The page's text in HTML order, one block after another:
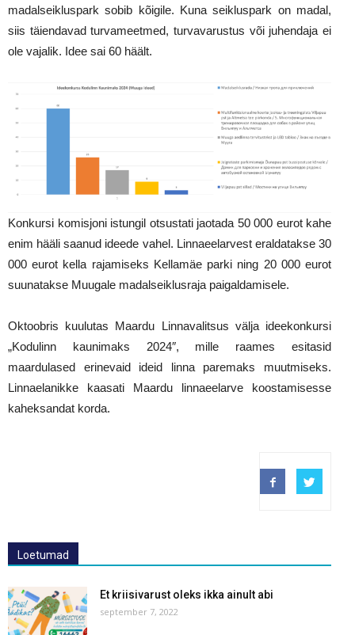
madalseikluspark sobib kõigile. Kuna seikluspark on madal,
siis täiendavad turvameetmed, turvavarustus või juhendaja ei
ole vajalik. Idee sai 60 häält.
Konkursi komisjoni istungil otsustati jaotada 50 000 eurot kahe
enim hääli saanud ideede vahel. Linnaeelarvest eraldatakse 30
000 eurot kella rajamiseks Kellamäe parki ning 20 000 eurot
suunatakse Muugale madalseiklusraja paigaldamisele.
Oktoobris kuulutas Maardu Linnavalitsus välja ideekonkursi
„Kodulinn kaunimaks 2024″, mille raames esitasid
maardulased erinevaid ideid linna paremaks muutmiseks.
Linnaelanikke kaasati Maardu linnaeelarve koostamisesse
kaheksandat korda.
Loetumad
Et kriisivarust oleks ikka ainult abi
september 7, 2022